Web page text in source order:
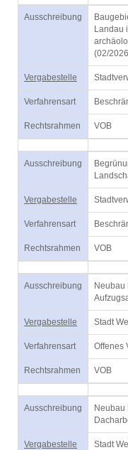
Ausschreibung
Landau
(02/
Vergabestelle
Verfahrensart
Rechtsrahmen VOB
Ausschreibung
Vergabestelle
Verfahrensart
Rechtsrahmen VOB
Ausschreibung
Neubau
Vergabestelle Stadt
Verfahrensart Offenes
Rechtsrahmen VOB
Ausschreibung
Neubau
Vergabestelle Stadt